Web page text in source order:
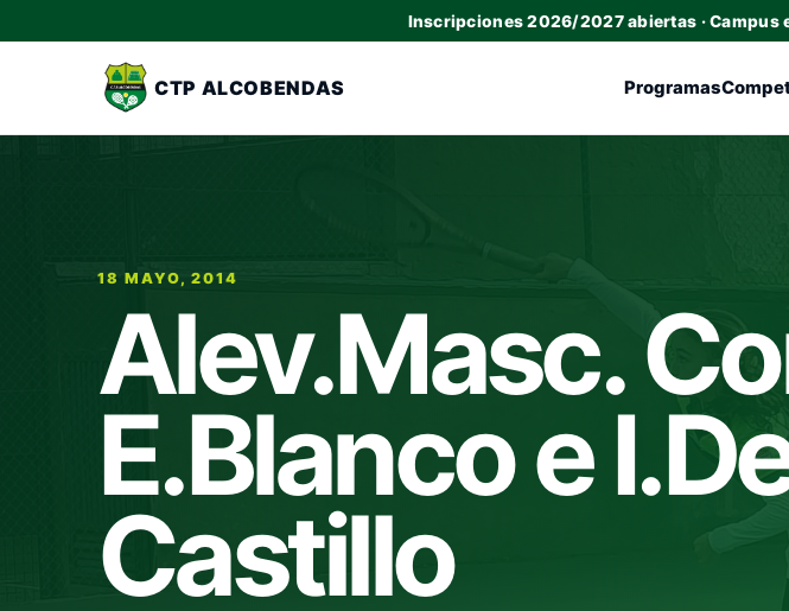
Inscripciones 2026/2027 abiertas · Campus
CTP ALCOBENDAS Programas
18 MAYO, 2014
Alev.Masc.
E.Blanco e
Castillo